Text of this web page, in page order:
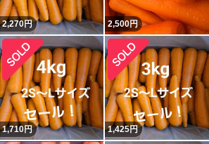
2,270円 2,500円
1,710円 1,425円